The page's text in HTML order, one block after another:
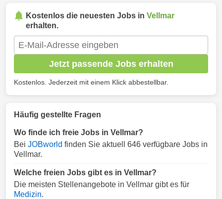
Kostenlos die neuesten Jobs in Vellmar
erhalten.
Jetzt passende Jobs erhalten
Kostenlos. Jederzeit mit einem Klick abbestellbar.
Häufig gestellte Fragen
Wo finde ich freie Jobs in Vellmar?
Bei JOBworld finden Sie aktuell 646 verfügbare Jobs in
Vellmar.
Welche freien Jobs gibt es in Vellmar?
Die meisten Stellenangebote in Vellmar gibt es für
Medizin.